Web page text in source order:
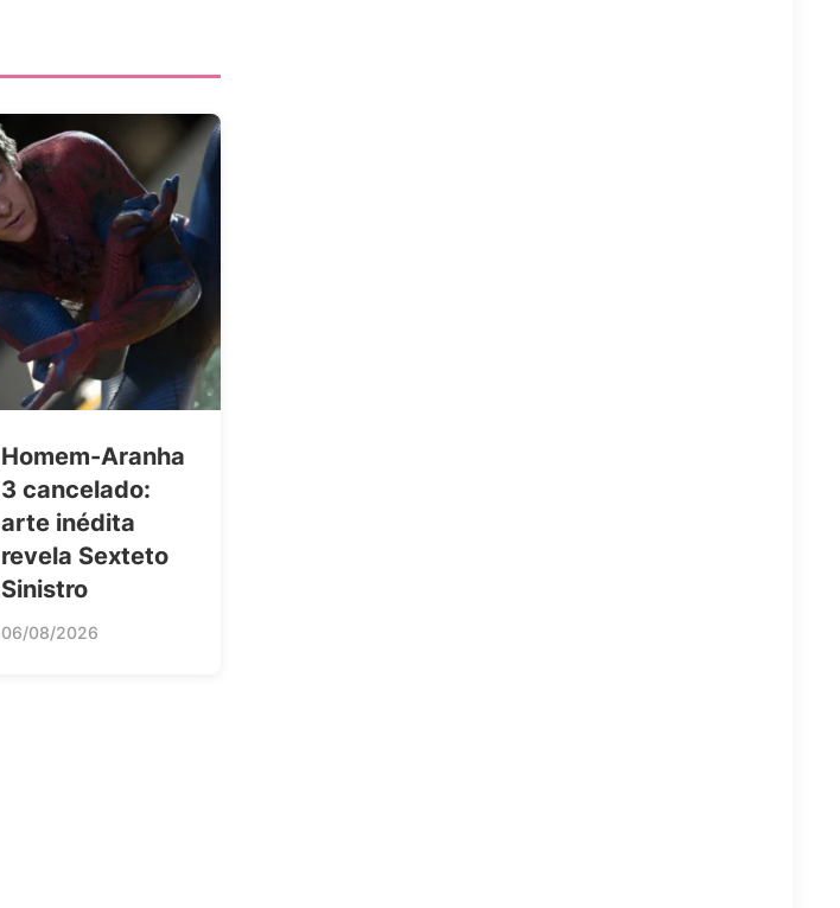
Homem-Aranha
3 cancelado:
arte inédita
revela Sexteto
Sinistro
06/08/2026